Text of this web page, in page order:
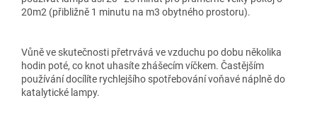
20m2 (přibližně 1 minutu na m3 obytného prostoru).
Vůně ve skutečnosti přetrvává ve vzduchu po dobu několika
hodin poté, co knot uhasíte zhášecím víčkem. Častějším
používání docílíte rychlejšího spotřebování voňavé náplně do
katalytické lampy.